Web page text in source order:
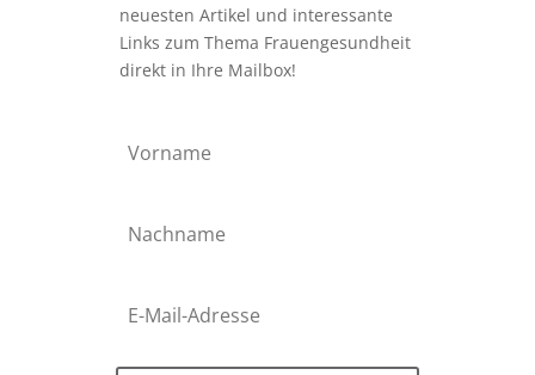
neuesten Artikel und interessante
Links zum Thema Frauengesundheit
direkt in Ihre Mailbox!